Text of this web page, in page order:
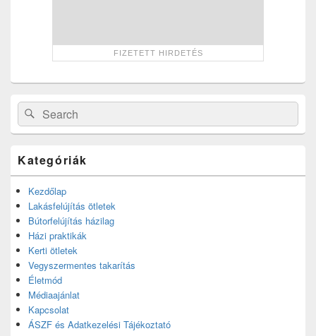
Search
for:
Search
Kategóriák
Kezdőlap
Lakásfelújítás ötletek
Bútorfelújítás házilag
Házi praktikák
Kerti ötletek
Vegyszermentes takarítás
Életmód
Médiaajánlat
Kapcsolat
ÁSZF és Adatkezelési Tájékoztató